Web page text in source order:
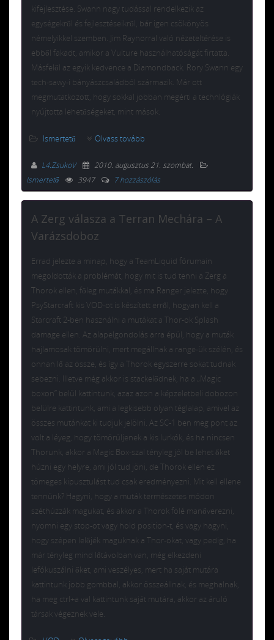
kifejlesztése. Swann nagy tudással rendelkezik az
egységekről és fejlesztéseikről, bár igen csökönyös
némelyikkel szemben. Jim Raynorral való nézeteltérése is
ebből fakadt, amikor a Vulture használhatóságát firtatta.
Másfelől az egyik kedvence a Diamondback. Rory Swann egy
tech-sawy-i bányászcsaládból származik. Már ott
megmutatkozott, hogy sokkal jobban megérti a technlógiák
nyújtotta lehetőségeket, mint mások.
Ismertető Olvass tovább
L4.ZsukoV 2010. augusztus 21. szombat.
Ismertető
3947 7 hozzászólás
A Zerg válasza a Terran Mechára – A
Varázsdoboz
Errad jelezte a minap, hogy a TeamLiquid fórumain
megoldották a problémát, hogy mit is tud tenni a Zerg a
Thorok ellen, főleg mutákkal, és ma Ranger jelezte, hogy
PsyStarcraft kis VOD-ot is készített erről, hogyan kell a
Starcraft 2-ben használni a mutákat a Thor-ok Splash
damage ellen. Az alapelgondolás arra épül, hogy a muták
hajlamosak tömörülni, mert megállnak a range-ük szélén, és
onnan lő az össze, és így a Thorok egyszerre sokat tudnak
sebezni. Illetve még akkor is stackelődnek, ha a „Magic
boxon” belül kattintunk, azaz azon a képzeletbeli dobozon
belülre kattintunk, ami a legkisebb olyan téglalap, amivel az
összes mutánkat ki tudjuk jelölni. Az SC-1 ben meg pont az
volt a léyeg, hogy tömörüljenek a kis lurkók, és ha nincsen
Thorunk, akkor a Magic Box-szal tényleg jól be lehet őket
húzni egy helyre, ami jól tud jöni, de Thorok ellen ez
tömeges kipusztulást tud csak eredményezni. Mit kell ellene
tennünk? Hagyni, hogy a muták természetes módon
széthúzzák magukat, és akkor a Thorok fölé manőverezni,
nyomni egy stop-ot vagy hold position-t, és vagy hagyni,
hogy szépen lelőjék maguknak a Thor-okat, vagy pedig, ha
már tényleg mind lőtávolban van, még elkezdeni
lefókuszálni őket, ami veszélyes, mert ha saját mutára
kattintunk jobb gombbal, akkor összeállnak, és meghalnak,
ha meg ctrl+a val kattintunk saját mutára, akkor az áruló
társak végeznek vele.